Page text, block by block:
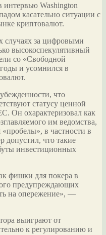
интервью Washington
касательно ситуации с
криптовалют.
случаях за цифровыми
высокоспекулятивный
со «Свободной
и усомнился в
что
статусу ценной
Он охарактеризовал как
им ведомства,
в частности в
допустил, что такие
инвестиционных
фишки для покера в
предупреждающих
на опережение», —
выиграют от
к регулированию и